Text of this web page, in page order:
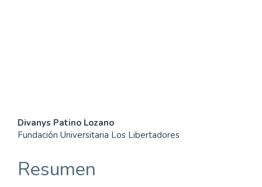
Contenido
del
Divanys Patino Lozano
Fundación Universitaria Los Libertadores
Resumen